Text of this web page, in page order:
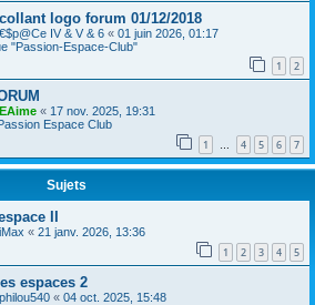
logo forum 01/12/2018
€$p@Ce IV & V & 6 « 01 juin 2026, 01:17
"Passion-Espace-Club"
1 2
EAime « 17 nov. 2025, 19:31
Espace Club
1 … 4 5 6 7
Sujets
II
iMax « 21 janv. 2026, 13:36
1 2 3 4 5
espaces 2
philou540 « 04 oct. 2025, 15:48